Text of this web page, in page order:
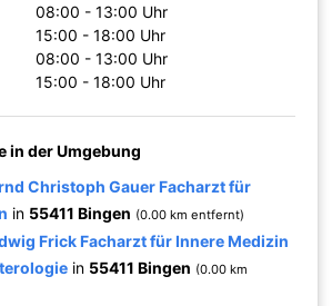
08:00 - 13:00 Uhr
15:00 - 18:00 Uhr
08:00 - 13:00 Uhr
15:00 - 18:00 Uhr
in der Umgebung
Christoph Gauer Facharzt für
in 55411 Bingen (0.00 km entfernt)
Frick Facharzt für Innere Medizin
in 55411 Bingen (0.00 km